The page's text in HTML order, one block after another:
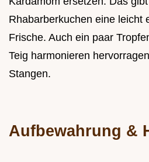
Rhabarberkuchen eine leicht
Frische. Auch ein paar
Teig harmonieren
Stangen.
Aufbewahrung &